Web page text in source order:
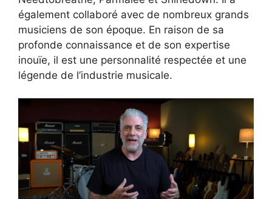
également collaboré avec de nombreux grands
musiciens de son époque. En raison de sa
profonde connaissance et de son expertise
inouïe, il est une personnalité respectée et une
légende de l’industrie musicale.